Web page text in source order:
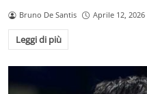
Bruno De Santis Aprile 12, 2026
Leggi di più